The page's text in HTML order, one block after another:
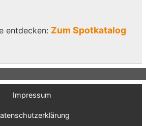
entdecken: Zum Spotkatalog
Impressum